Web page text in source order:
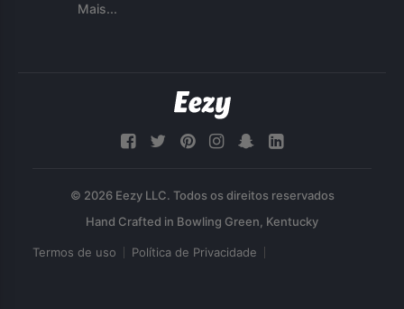
Mais...
© 2026 Eezy LLC. Todos os direitos reservados
Termos de uso Política de Privacidade